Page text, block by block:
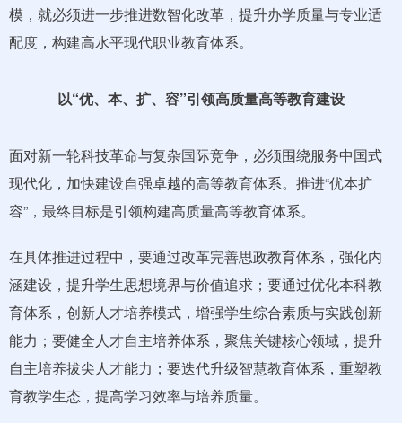
模，就必须进一步推进数智化改革，提升办学质量与专业适
配度，构建高水平现代职业教育体系。
以“优、本、扩、容”引领高质量高等教育建设
面对新一轮科技革命与复杂国际竞争，必须围绕服务中国式
现代化，加快建设自强卓越的高等教育体系。推进“优本扩
容”，最终目标是引领构建高质量高等教育体系。
在具体推进过程中，要通过改革完善思政教育体系，强化内
涵建设，提升学生思想境界与价值追求；要通过优化本科教
育体系，创新人才培养模式，增强学生综合素质与实践创新
能力；要健全人才自主培养体系，聚焦关键核心领域，提升
自主培养拔尖人才能力；要迭代升级智慧教育体系，重塑教
育教学生态，提高学习效率与培养质量。